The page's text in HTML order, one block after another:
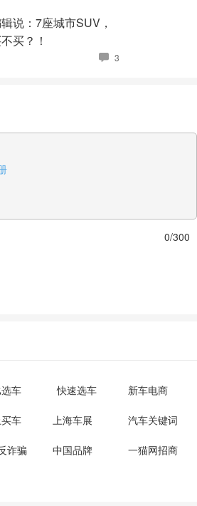
说：7座城市SUV，
买？！
3
0/300
车 快速选车 新车电商
车 上海车展 汽车关键词
诈骗 中国品牌 一猫网招商